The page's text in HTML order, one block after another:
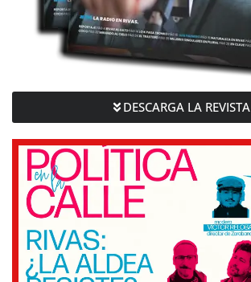
DESCARGA LA REVISTA